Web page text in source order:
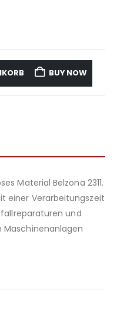
BUY NOW
Material Belzona 2311.
einer Verarbeitungszeit
und
Maschinenanlagen